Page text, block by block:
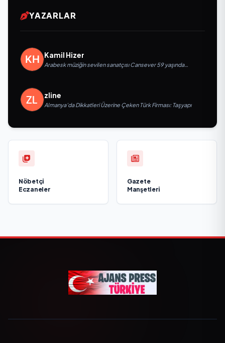
YAZARLAR
Kamil Hizer
Arabesk müziğin sevilen sanatçısı Cansever 59 yaşında
zline
Almanya’da Dikkatleri Üzerine Çeken Türk Firması: Taşyapı
Nöbetçi
Eczaneler
Gazete
Manşetleri